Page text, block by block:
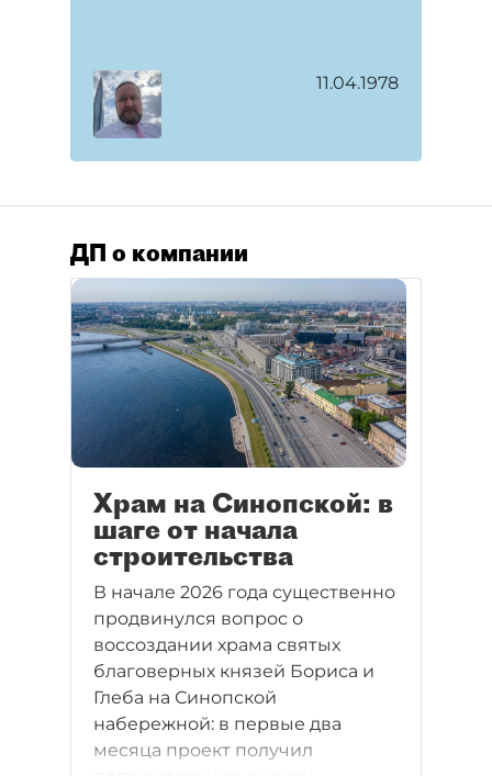
11.04.1978
ДП о компании
Храм на Синопской: в
шаге от начала
строительства
В начале 2026 года существенно
продвинулся вопрос о
воссоздании храма святых
благоверных князей Бориса и
Глеба на Синопской
набережной: в первые два
месяца проект получил